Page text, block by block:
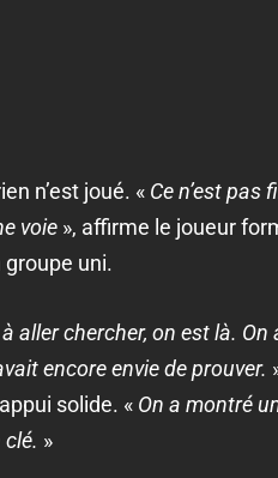
n’est joué. « Ce n’est pas
voie», affirme le joueur
groupe uni.
aller chercher, on est là.
encore envie de prouver.
solide. « On a montré
»